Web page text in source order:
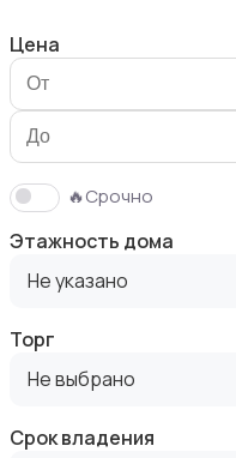
Продажа участка
Аренда квартиры
Цена
🔥Срочно
Этажность дома
Не указано
Торг
Не выбрано
Срок владения